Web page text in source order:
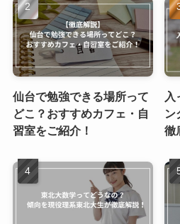
仙台で勉強できる場所って
どこ？おすすめカフェ・自
習室をご紹介！
入
ン
徹